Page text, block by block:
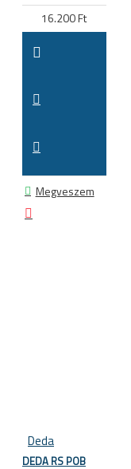
16.200 Ft
Megveszem
Deda
DEDA RS POB